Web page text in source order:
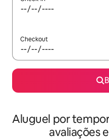
Checkout
Aluguel por
avaliações